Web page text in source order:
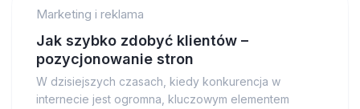
Marketing i reklama
Jak szybko zdobyć klientów –
pozycjonowanie stron
W dzisiejszych czasach, kiedy konkurencja w
internecie jest ogromna, kluczowym elementem